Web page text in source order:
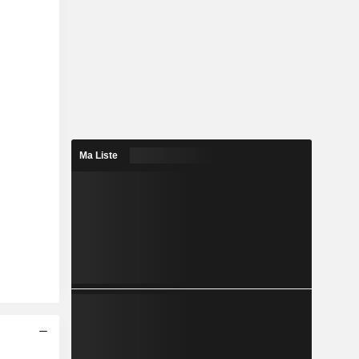
Ma Liste